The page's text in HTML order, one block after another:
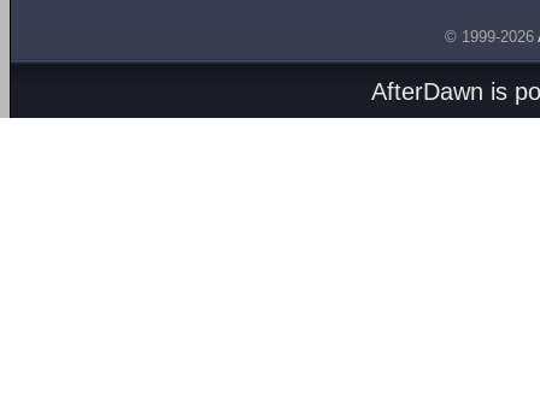
© 1999-2026
AfterDawn is